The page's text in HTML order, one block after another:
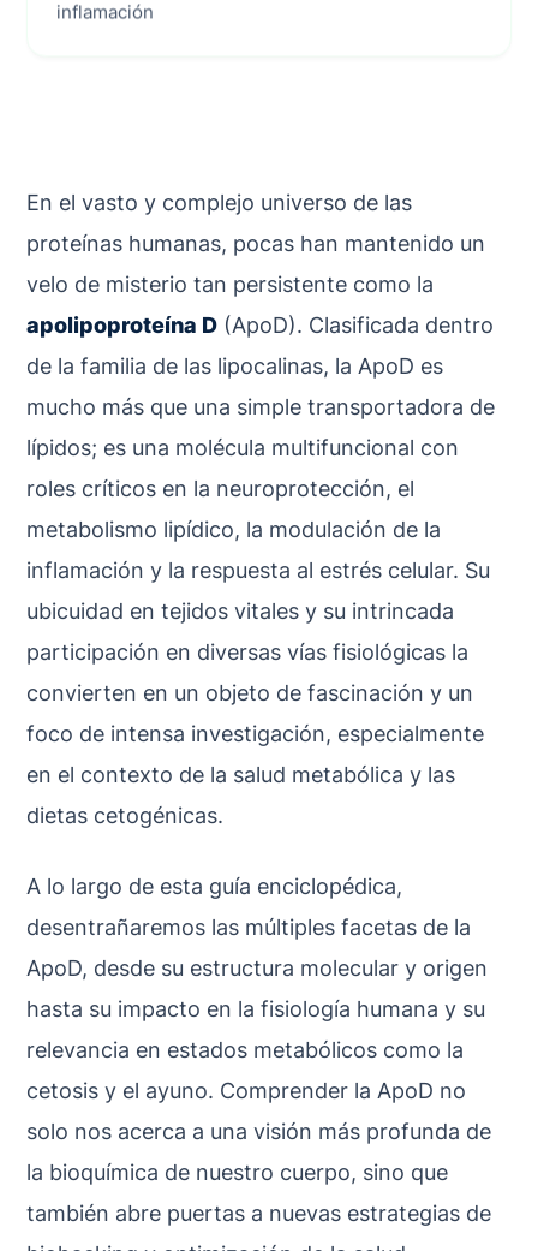
inflamación
En el vasto y complejo universo de las
proteínas humanas, pocas han mantenido un
velo de misterio tan persistente como la
apolipoproteína D (ApoD). Clasificada dentro
de la familia de las lipocalinas, la ApoD es
mucho más que una simple transportadora de
lípidos; es una molécula multifuncional con
roles críticos en la neuroprotección, el
metabolismo lipídico, la modulación de la
inflamación y la respuesta al estrés celular. Su
ubicuidad en tejidos vitales y su intrincada
participación en diversas vías fisiológicas la
convierten en un objeto de fascinación y un
foco de intensa investigación, especialmente
en el contexto de la salud metabólica y las
dietas cetogénicas.
A lo largo de esta guía enciclopédica,
desentrañaremos las múltiples facetas de la
ApoD, desde su estructura molecular y origen
hasta su impacto en la fisiología humana y su
relevancia en estados metabólicos como la
cetosis y el ayuno. Comprender la ApoD no
solo nos acerca a una visión más profunda de
la bioquímica de nuestro cuerpo, sino que
también abre puertas a nuevas estrategias de